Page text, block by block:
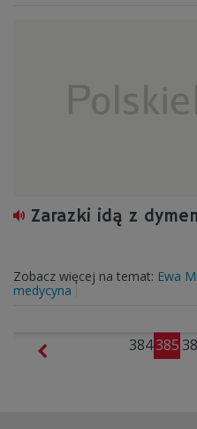
Zarazki idą z
Zobacz więcej na temat: Ewa
medycyna
384385